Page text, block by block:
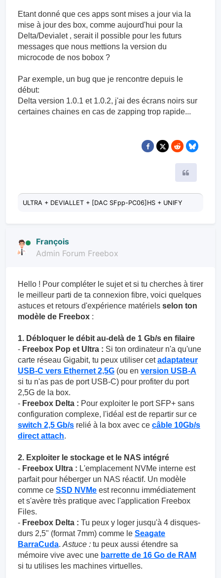
Etant donné que ces apps sont mises a jour via la
mise à jour des box, comme aujourd'hui pour la
Delta/Devialet , serait il possible pour les futurs
messages que nous mettions la version du
microcode de nos bobox ?
Par exemple, un bug que je rencontre depuis le
début:
Delta version 1.0.1 et 1.0.2, j'ai des écrans noirs sur
certaines chaines en cas de zapping trop rapide...
ULTRA + DEVIALLET + [DAC SFpp-PC06]HS + UNIFY
François
Admin Forum Freebox
Hello ! Pour compléter le sujet et si tu cherches à tirer
le meilleur parti de ta connexion fibre, voici quelques
astuces et retours d'expérience matériels selon ton
modèle de Freebox :
1. Débloquer le débit au-delà de 1 Gb/s en filaire
- Freebox Pop et Ultra : Si ton ordinateur n'a qu'une
carte réseau Gigabit, tu peux utiliser cetadaptateur
USB-C vers Ethernet 2,5G (ou en version USB-A
si tu n'as pas de port USB-C) pour profiter du port
2,5G de la box.
- Freebox Delta : Pour exploiter le port SFP+ sans
configuration complexe, l'idéal est de repartir sur ce
switch 2,5 Gb/s relié à la box avec ce câble 10Gb/s
direct attach.
2. Exploiter le stockage et le NAS intégré
- Freebox Ultra : L'emplacement NVMe interne est
parfait pour héberger un NAS réactif. Un modèle
comme ce SSD NVMe est reconnu immédiatement
et s'avère très pratique avec l'application Freebox
Files.
- Freebox Delta : Tu peux y loger jusqu'à 4 disques-
durs 2,5" (format 7mm) comme le Seagate
BarraCuda. Astuce : tu peux aussi étendre sa
mémoire vive avec une barrette de 16 Go de RAM
si tu utilises les machines virtuelles.